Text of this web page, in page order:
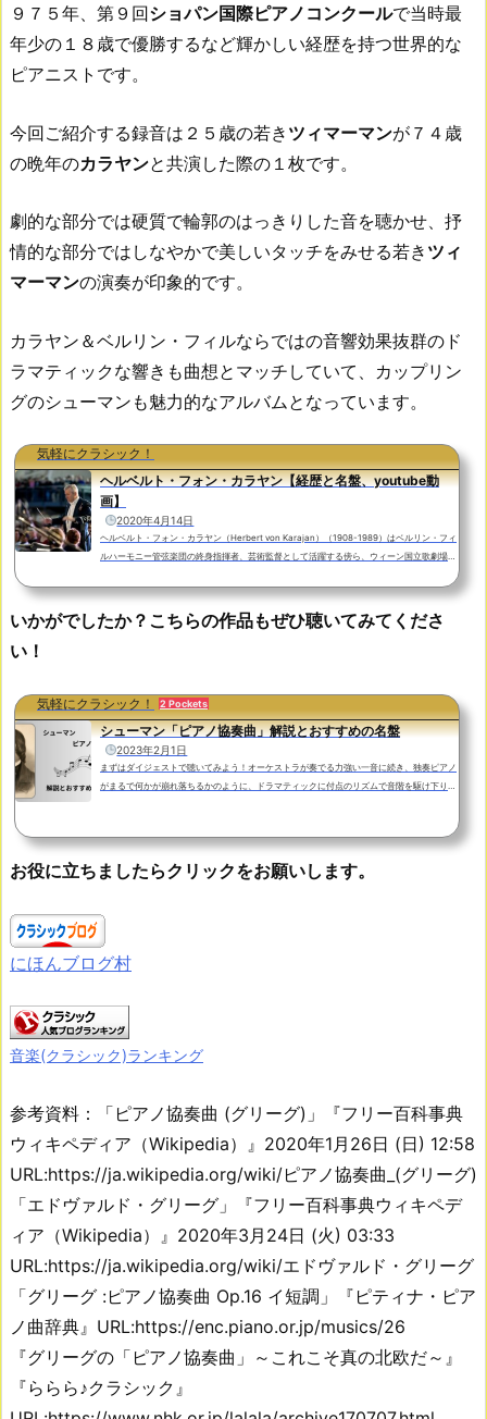
９７５年、第９回ショパン国際ピアノコンクールで当時最
年少の１８歳で優勝するなど輝かしい経歴を持つ世界的な
ピアニストです。
今回ご紹介する録音は２５歳の若き ツィマーマンが７４歳
の晩年のカラヤンと共演した際の１枚です。
劇的な部分では硬質で輪郭のはっきりした音を聴かせ、抒
情的な部分ではしなやかで美しいタッチをみせる若き ツィ
マーマンの演奏が印象的です。
カラヤン＆ベルリン・フィルならではの音響効果抜群のド
ラマティックな響きも曲想とマッチしていて、カップリン
グのシューマンも魅力的なアルバムとなっています。
気軽にクラシック！
ヘルベルト・フォン・カラヤン【経歴と名盤、youtube動
画】
2020年4月14日
ヘルベルト・フォン・カラヤン（Herbert von Karajan）（1908-1989）はベルリン・フィ
ルハーモニー管弦楽団の終身指揮者、芸術監督として活躍する傍ら、ウィーン国立歌劇場の
指揮者です。この記事ではそんなカラヤンの生涯を動画を交えながらご紹介しようと思いま
す。生い立ちカラヤンは１９０８年、音楽の好きな医師の息子としてオーストリアのザルツ
ブルクに生まれました。幼いころからピアノを学び始め７歳でモーツァルテウム音楽院に入
いかがでしたか？こちらの作品もぜひ聴いてみてくださ
い！
気軽にクラシック！ 2 Pockets
シューマン「ピアノ協奏曲」解説とおすすめの名盤
2023年2月1日
まずはダイジェストで聴いてみよう！オーケストラが奏でる力強い一音に続き、独奏ピアノ
がまるで何かが崩れ落ちるかのように、ドラマティックに付点のリズムで音階を駆け下りま
みましょう！https://www.youtube.com/watch?v=DWPi3hXZKlAヤニック・ネゼ＝セガン
短調 作品5...
お役に立ちましたらクリックをお願いします。
にほんブログ村
音楽(クラシック)ランキング
参考資料：「ピアノ協奏曲 (グリーグ)」『フリー百科事典
ウィキペディア（Wikipedia）』2020年1月26日 (日) 12:58
URL:https://ja.wikipedia.org/wiki/ピアノ協奏曲_(グリーグ)
「エドヴァルド・グリーグ」『フリー百科事典ウィキペデ
ィア（Wikipedia）』2020年3月24日 (火) 03:33
URL:https://ja.wikipedia.org/wiki/エドヴァルド・グリーグ
「グリーグ :ピアノ協奏曲 Op.16 イ短調」『ピティナ・ピア
ノ曲辞典』URL:https://enc.piano.or.jp/musics/26
『グリーグの「ピアノ協奏曲」～これこそ真の北欧だ～』
『ららら♪クラシック』